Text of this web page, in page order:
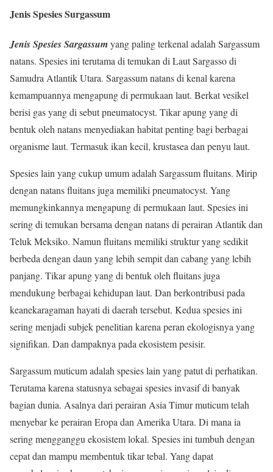
Jenis Spesies Surgassum
Jenis Spesies Sargassumyang paling terkenal adalah Sargassum
natans. Spesies ini terutama di temukan di Laut Sargasso di
Samudra Atlantik Utara. Sargassum natans di kenal karena
kemampuannya mengapung di permukaan laut. Berkat vesikel
berisi gas yang di sebut pneumatocyst. Tikar apung yang di
bentuk oleh natans menyediakan habitat penting bagi berbagai
organisme laut. Termasuk ikan kecil, krustasea dan penyu laut.
Spesies lain yang cukup umum adalah Sargassum fluitans. Mirip
dengan natans fluitans juga memiliki pneumatocyst. Yang
memungkinkannya mengapung di permukaan laut. Spesies ini
sering di temukan bersama dengan natans di perairan Atlantik dan
Teluk Meksiko. Namun fluitans memiliki struktur yang sedikit
berbeda dengan daun yang lebih sempit dan cabang yang lebih
panjang. Tikar apung yang di bentuk oleh fluitans juga
mendukung berbagai kehidupan laut. Dan berkontribusi pada
keanekaragaman hayati di daerah tersebut. Kedua spesies ini
sering menjadi subjek penelitian karena peran ekologisnya yang
signifikan. Dan dampaknya pada ekosistem pesisir.
Sargassum muticum adalah spesies lain yang patut di perhatikan.
Terutama karena statusnya sebagai spesies invasif di banyak
bagian dunia. Asalnya dari perairan Asia Timur muticum telah
menyebar ke perairan Eropa dan Amerika Utara. Di mana ia
sering mengganggu ekosistem lokal. Spesies ini tumbuh dengan
cepat dan mampu membentuk tikar tebal. Yang dapat